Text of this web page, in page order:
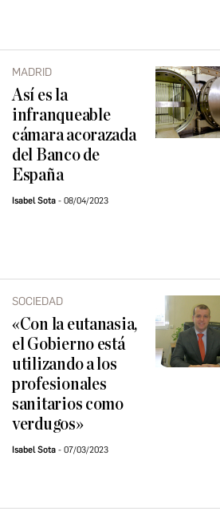
MADRID
Así es la
infranqueable
cámara acorazada
del Banco de
España
Isabel Sota 08/04/2023
SOCIEDAD
«Con la eutanasia,
el Gobierno está
utilizando a los
profesionales
sanitarios como
verdugos»
Isabel Sota 07/03/2023